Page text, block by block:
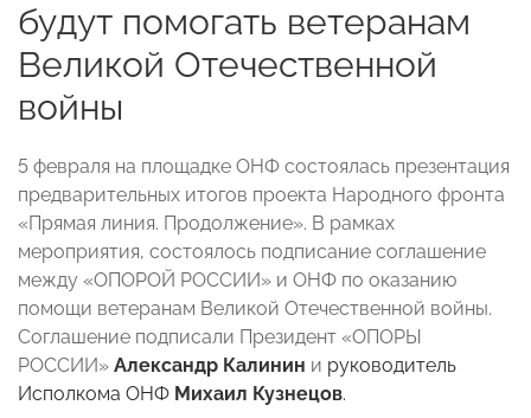
будут помогать ветеранам
Великой Отечественной
войны
5 февраля на площадке ОНФ состоялась презентация
предварительных итогов проекта Народного фронта
«Прямая линия. Продолжение». В рамках
мероприятия, состоялось подписание соглашение
между «ОПОРОЙ РОССИИ» и ОНФ по оказанию
помощи ветеранам Великой Отечественной войны.
Соглашение подписали Президент «ОПОРЫ
РОССИИ» Александр Калинин и руководитель
Исполкома ОНФ Михаил Кузнецов.